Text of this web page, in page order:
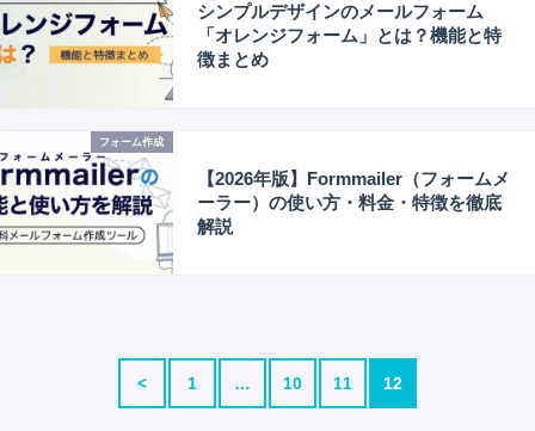
シンプルデザインのメールフォーム
「オレンジフォーム」とは？機能と特
徴まとめ
フォーム作成
【2026年版】Formmailer（フォームメ
ーラー）の使い方・料金・特徴を徹底
解説
< 1 … 10 11 12